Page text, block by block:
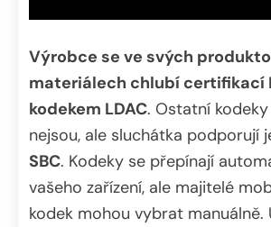
Výrobce se ve svých
materiálech chlubí certifikací
kodekem LDAC. Ostatní
nejsou, ale sluchátka podporují
SBC. Kodeky se přepínají
vašeho zařízení, ale majitelé
kodek mohou vybrat manuálně.